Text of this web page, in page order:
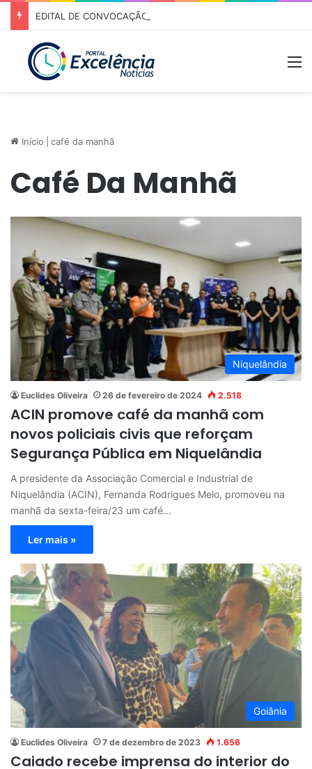
Início café da manhã
Café Da Manhã
Niquelândia
Euclides Oliveira 26 de fevereiro de 2024 2.518
ACIN promove café da manhã com
novos policiais civis que reforçam
Segurança Pública em Niquelândia
A presidente da Associação Comercial e Industrial de
Niquelândia (ACIN), Fernanda Rodrigues Melo, promoveu na
manhã da sexta-feira/23 um café…
Ler mais »
Goiânia
Euclides Oliveira 7 de dezembro de 2023 1.656
Caiado recebe imprensa do interior do